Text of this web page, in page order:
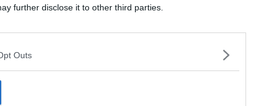
further disclose it to other third parties.
Outs